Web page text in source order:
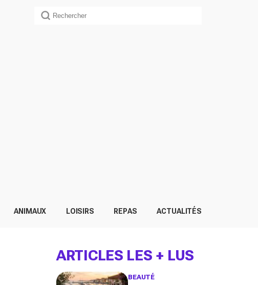
ANIMAUX LOISIRS REPAS ACTUALITÉS
ARTICLES LES + LUS
BEAUTÉ